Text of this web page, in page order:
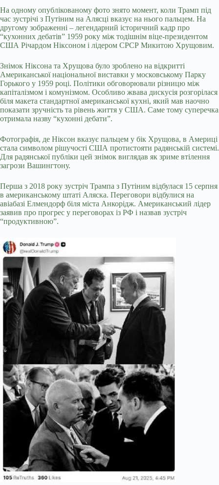
На одному опублікованому фото знято момент, коли Трамп під
час зустрічі з Путіним на Алясці вказує на нього пальцем. На
другому зображенні – легендарний історичний кадр про
“кухонних дебатів” 1959 року між тодішнім віце-президентом
США Річардом Ніксоном і лідером СРСР Микитою Хрущовим.
Знімок Ніксона та Хрущова було зроблено на відкритті
Американської національної виставки у московському Парку
Горького у 1959 році. Політики обговорювали різницю між
капіталізмом і комунізмом. Особливо жвава дискусія розгорілася
біля макета стандартної американської кухні, який мав наочно
показати зручність та рівень життя у США. Саме тому суперечка
отримала назву “кухонні дебати”.
Фотографія, де Ніксон вказує пальцем у бік Хрущова, в Америці
стала символом рішучості США протистояти радянській системі.
Для радянської публіки цей знімок виглядав як зриме втілення
загрози Вашингтону.
Перша з 2018 року зустріч Трампа з Путіним відбулася 15 серпня
в американському штаті Аляска. Переговори відбулися на
авіабазі Елмендорф біля міста Анкорідж. Американський лідер
заявив про прогрес у переговорах із РФ і назвав зустріч
“продуктивною”.